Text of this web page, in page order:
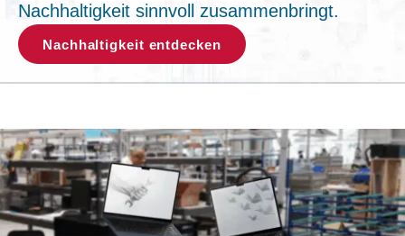
Nachhaltigkeit sinnvoll zusammenbringt.
Nachhaltigkeit entdecken